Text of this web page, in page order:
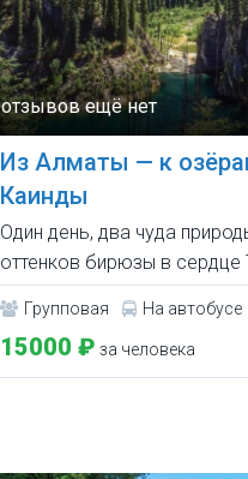
Из Алматы — к
Каинды
Один день, два чуда
оттенков бирюзы в сердце
Групповая На автобусе
15000 ₽ за человека